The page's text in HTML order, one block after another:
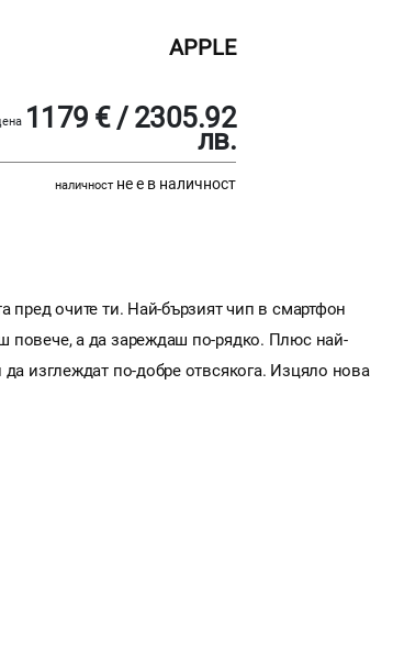
APPLE
1179 € / 2305.92
лв.
наличност не е в наличност
пред очите ти. Най-бързият чип в смартфон
повече, а да зареждаш по-рядко. Плюс най-
изглеждат по-добре отвсякога. Изцяло нова